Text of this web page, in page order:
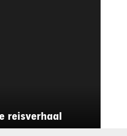
reisverhaal